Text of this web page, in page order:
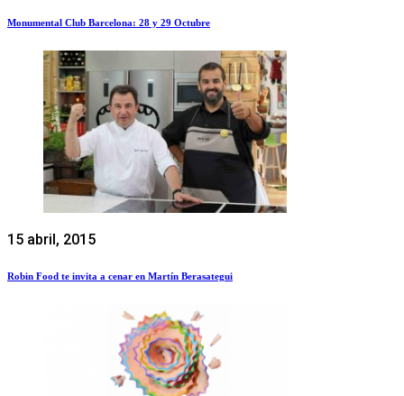
Monumental Club Barcelona: 28 y 29 Octubre
15 abril, 2015
Robin Food te invita a cenar en Martín Berasategui